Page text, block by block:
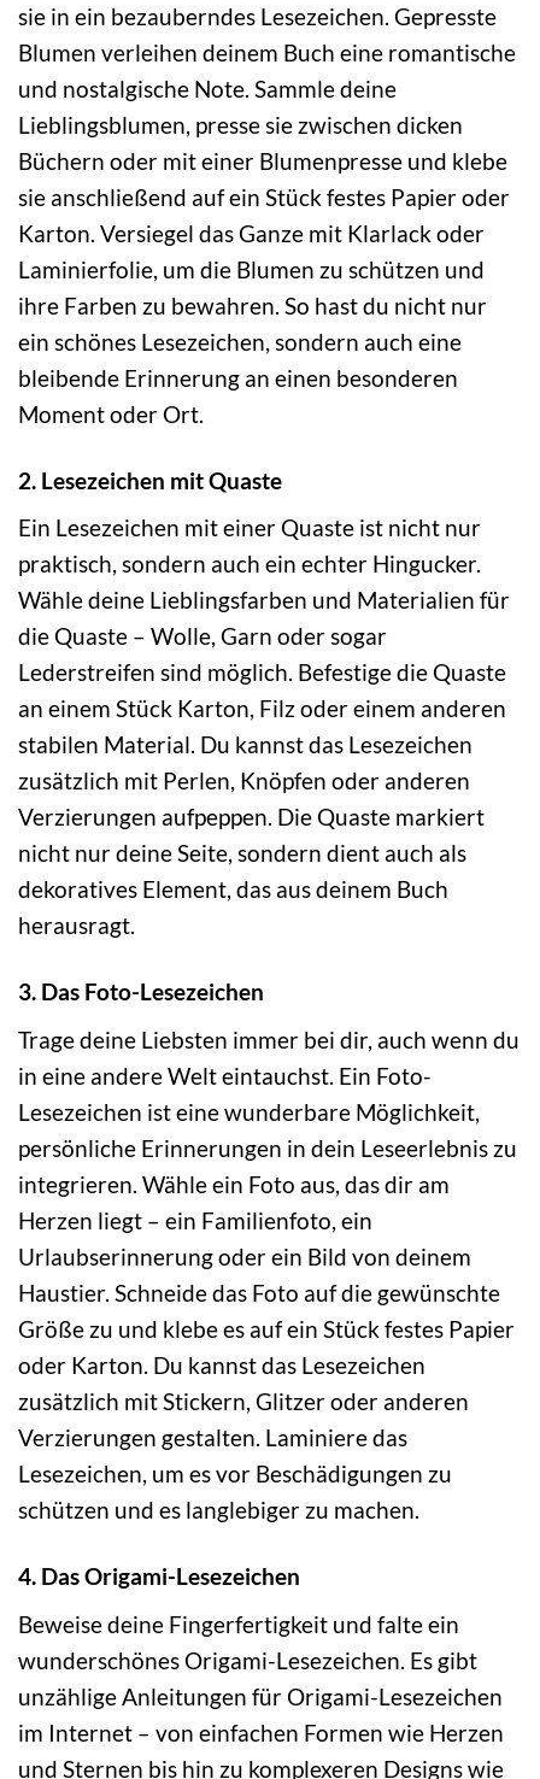
sie in ein bezauberndes Lesezeichen. Gepresste
Blumen verleihen deinem Buch eine romantische
und nostalgische Note. Sammle deine
Lieblingsblumen, presse sie zwischen dicken
Büchern oder mit einer Blumenpresse und klebe
sie anschließend auf ein Stück festes Papier oder
Karton. Versiegel das Ganze mit Klarlack oder
Laminierfolie, um die Blumen zu schützen und
ihre Farben zu bewahren. So hast du nicht nur
ein schönes Lesezeichen, sondern auch eine
bleibende Erinnerung an einen besonderen
Moment oder Ort.
2. Lesezeichen mit Quaste
Ein Lesezeichen mit einer Quaste ist nicht nur
praktisch, sondern auch ein echter Hingucker.
Wähle deine Lieblingsfarben und Materialien für
die Quaste – Wolle, Garn oder sogar
Lederstreifen sind möglich. Befestige die Quaste
an einem Stück Karton, Filz oder einem anderen
stabilen Material. Du kannst das Lesezeichen
zusätzlich mit Perlen, Knöpfen oder anderen
Verzierungen aufpeppen. Die Quaste markiert
nicht nur deine Seite, sondern dient auch als
dekoratives Element, das aus deinem Buch
herausragt.
3. Das Foto-Lesezeichen
Trage deine Liebsten immer bei dir, auch wenn du
in eine andere Welt eintauchst. Ein Foto-
Lesezeichen ist eine wunderbare Möglichkeit,
persönliche Erinnerungen in dein Leseerlebnis zu
integrieren. Wähle ein Foto aus, das dir am
Herzen liegt – ein Familienfoto, ein
Urlaubserinnerung oder ein Bild von deinem
Haustier. Schneide das Foto auf die gewünschte
Größe zu und klebe es auf ein Stück festes Papier
oder Karton. Du kannst das Lesezeichen
zusätzlich mit Stickern, Glitzer oder anderen
Verzierungen gestalten. Laminiere das
Lesezeichen, um es vor Beschädigungen zu
schützen und es langlebiger zu machen.
4. Das Origami-Lesezeichen
Beweise deine Fingerfertigkeit und falte ein
wunderschönes Origami-Lesezeichen. Es gibt
unzählige Anleitungen für Origami-Lesezeichen
im Internet – von einfachen Formen wie Herzen
und Sternen bis hin zu komplexeren Designs wie